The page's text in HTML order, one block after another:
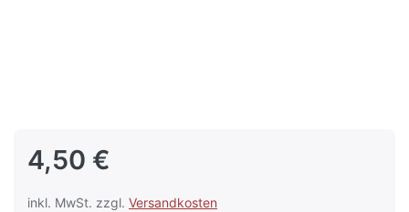
4,50 €
inkl. MwSt. zzgl. Versandkosten